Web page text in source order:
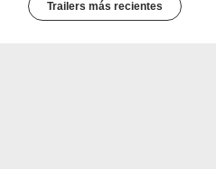
Trailers más recientes